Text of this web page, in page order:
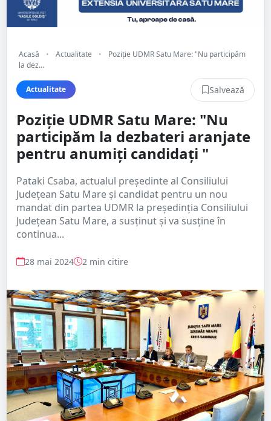
Acasă • Actualitate •
Poziție UDMR Satu Mare: "Nu participăm
la dez...
Actualitate Salvează
Poziție UDMR Satu Mare: "Nu
participăm la dezbateri aranjate
pentru anumiți candidați "
Pataki Csaba, actualul președinte al Consiliului
Județean Satu Mare și candidat pentru un nou
mandat din partea UDMR la președinția Consiliului
Județean Satu Mare, a susținut și va susține în
continua...
28 mai 2024 2 min citire